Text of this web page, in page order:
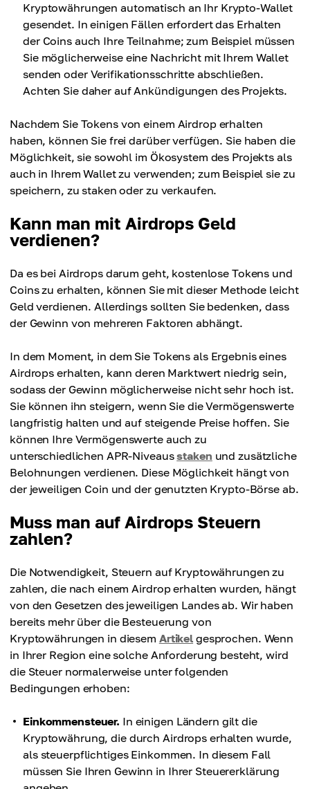
Kryptowährungen automatisch an Ihr Krypto-Wallet
gesendet. In einigen Fällen erfordert das Erhalten
der Coins auch Ihre Teilnahme; zum Beispiel müssen
Sie möglicherweise eine Nachricht mit Ihrem Wallet
senden oder Verifikationsschritte abschließen.
Achten Sie daher auf Ankündigungen des Projekts.
Nachdem Sie Tokens von einem Airdrop erhalten
haben, können Sie frei darüber verfügen. Sie haben die
Möglichkeit, sie sowohl im Ökosystem des Projekts als
auch in Ihrem Wallet zu verwenden; zum Beispiel sie zu
speichern, zu staken oder zu verkaufen.
Kann man mit Airdrops Geld
verdienen?
Da es bei Airdrops darum geht, kostenlose Tokens und
Coins zu erhalten, können Sie mit dieser Methode leicht
Geld verdienen. Allerdings sollten Sie bedenken, dass
der Gewinn von mehreren Faktoren abhängt.
In dem Moment, in dem Sie Tokens als Ergebnis eines
Airdrops erhalten, kann deren Marktwert niedrig sein,
sodass der Gewinn möglicherweise nicht sehr hoch ist.
Sie können ihn steigern, wenn Sie die Vermögenswerte
langfristig halten und auf steigende Preise hoffen. Sie
können Ihre Vermögenswerte auch zu
unterschiedlichen APR-Niveausstaken und zusätzliche
Belohnungen verdienen. Diese Möglichkeit hängt von
der jeweiligen Coin und der genutzten Krypto-Börse ab.
Muss man auf Airdrops Steuern
zahlen?
Die Notwendigkeit, Steuern auf Kryptowährungen zu
zahlen, die nach einem Airdrop erhalten wurden, hängt
von den Gesetzen des jeweiligen Landes ab. Wir haben
bereits mehr über die Besteuerung von
Kryptowährungen in diesem Artikel gesprochen. Wenn
in Ihrer Region eine solche Anforderung besteht, wird
die Steuer normalerweise unter folgenden
Bedingungen erhoben:
Einkommensteuer. In einigen Ländern gilt die
Kryptowährung, die durch Airdrops erhalten wurde,
als steuerpflichtiges Einkommen. In diesem Fall
müssen Sie Ihren Gewinn in Ihrer Steuererklärung